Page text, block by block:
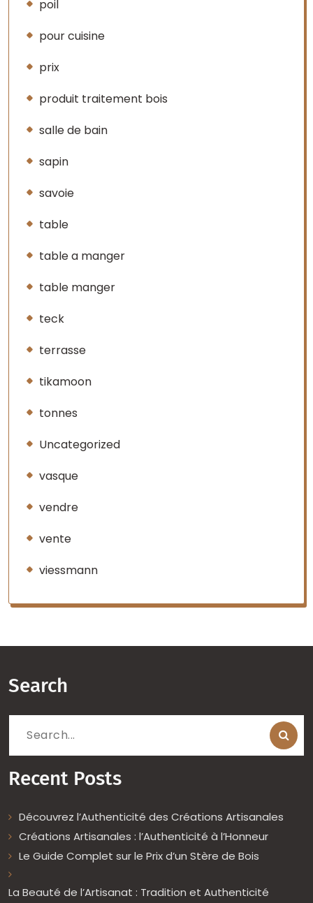
poil
pour cuisine
prix
produit traitement bois
salle de bain
sapin
savoie
table
table a manger
table manger
teck
terrasse
tikamoon
tonnes
Uncategorized
vasque
vendre
vente
viessmann
Search
Search
Recent Posts
Découvrez l’Authenticité des Créations Artisanales
Créations Artisanales : l’Authenticité à l’Honneur
Le Guide Complet sur le Prix d’un Stère de Bois
La Beauté de l’Artisanat : Tradition et Authenticité